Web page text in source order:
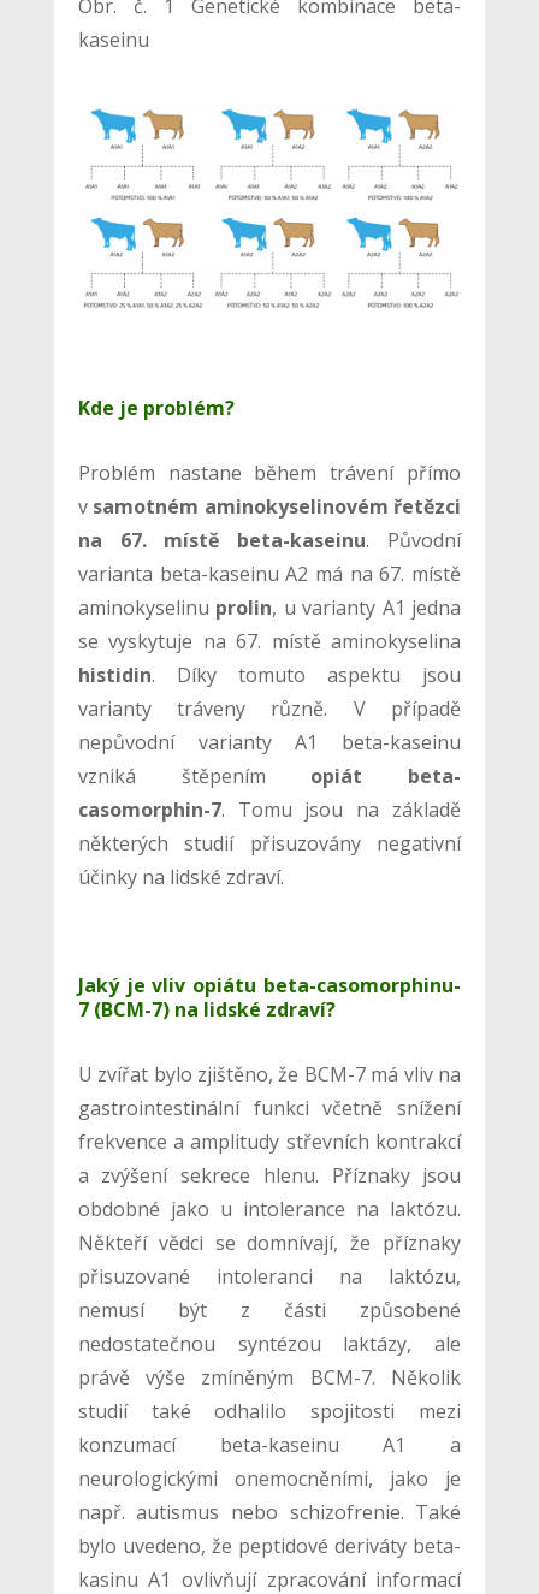
Obr. č. 1 Genetické kombinace beta-
kaseinu
Kde je problém?
Problém nastane během trávení přímo
v samotném aminokyselinovém řetězci
na 67. místě beta-kaseinu. Původní
varianta beta-kaseinu A2 má na 67. místě
aminokyselinu prolin, u varianty A1 jedna
se vyskytuje na 67. místě aminokyselina
histidin. Díky tomuto aspektu jsou
varianty tráveny různě. V případě
nepůvodní varianty A1 beta-kaseinu
vzniká štěpením opiát beta-
casomorphin-7. Tomu jsou na základě
některých studií přisuzovány negativní
účinky na lidské zdraví.
Jaký je vliv opiátu beta-casomorphinu-
7 (BCM-7) na lidské zdraví?
U zvířat bylo zjištěno, že BCM-7 má vliv na
gastrointestinální funkci včetně snížení
frekvence a amplitudy střevních kontrakcí
a zvýšení sekrece hlenu. Příznaky jsou
obdobné jako u intolerance na laktózu.
Někteří vědci se domnívají, že příznaky
přisuzované intoleranci na laktózu,
nemusí být z části způsobené
nedostatečnou syntézou laktázy, ale
právě výše zmíněným BCM-7. Několik
studií také odhalilo spojitosti mezi
konzumací beta-kaseinu A1 a
neurologickými onemocněními, jako je
např. autismus nebo schizofrenie. Také
bylo uvedeno, že peptidové deriváty beta-
kasinu A1 ovlivňují zpracování informací